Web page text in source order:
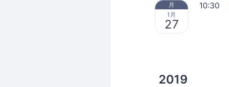
月
1月
27
10:30
2019